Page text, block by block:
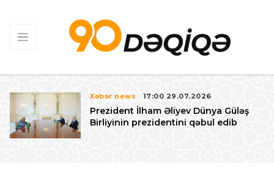
Xəbər news 17:00 29.07.2026
Prezident İlham Əliyev Dünya Güləş
Birliyinin prezidentini qəbul edib